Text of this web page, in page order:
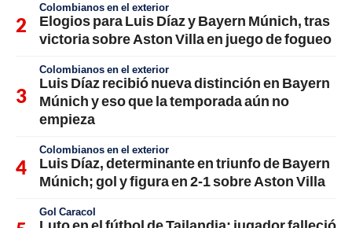
Colombianos en el exterior
Elogios para Luis Díaz y Bayern Múnich, tras
victoria sobre Aston Villa en juego de fogueo
Colombianos en el exterior
Luis Díaz recibió nueva distinción en Bayern
Múnich y eso que la temporada aún no
empieza
Colombianos en el exterior
Luis Díaz, determinante en triunfo de Bayern
Múnich; gol y figura en 2-1 sobre Aston Villa
Gol Caracol